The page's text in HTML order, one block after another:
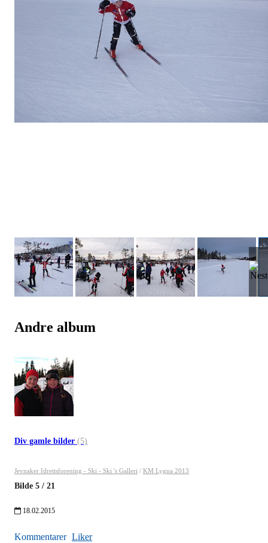
Andre album
Div gamle bilder (5)
Jevnaker Idrettsforening - Ski - Ski 's Galleri / KM Lygna 2013
Bilde 5 / 21
18.02.2015
Kommentarer Liker